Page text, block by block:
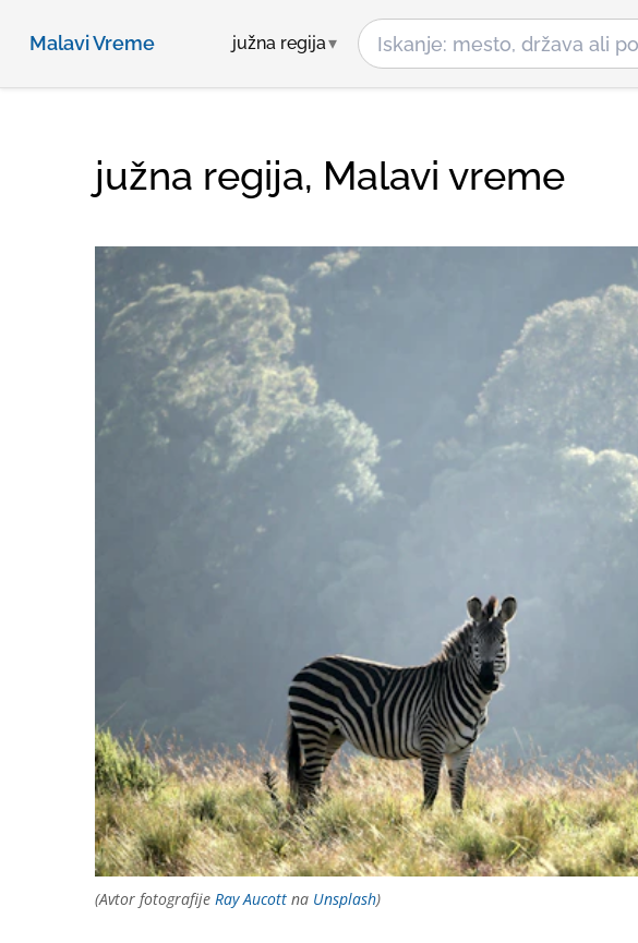
Malavi Vreme južna regija
južna regija, Malavi vreme
(Avtor fotografije Ray Aucott na Unsplash)